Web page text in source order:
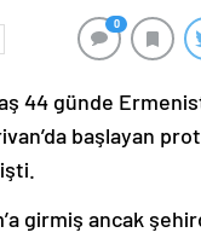
0
44 günde
başlayan
girmiş ancak